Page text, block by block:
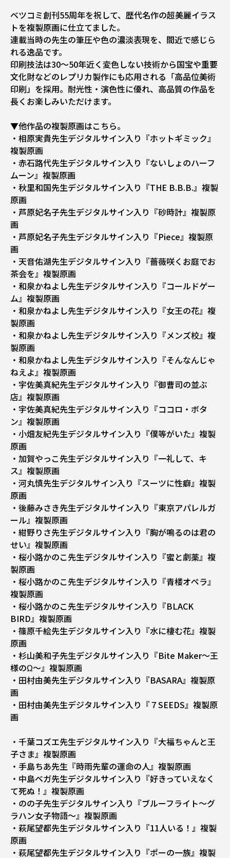
ベツコミ創刊55周年を祝して、歴代名作の超美麗イラス
トを複製原画に仕立てました。
連載当時の先生の筆圧や色の濃淡表現を、間近で感じら
れる逸品です。
印刷技法は30～50年近く変色しない技術から国宝や重要
文化財などのレプリカ製作にも応用される「高品位美術
印刷」を採用。耐光性・演色性に優れ、高品質の作品を
長くお楽しみいただけます。
▼他作品の複製原画はこちら。
・相原実貴先生デジタルサイン入り『ホットギミック』
複製原画
・赤石路代先生デジタルサイン入り『ないしょのハーフ
ムーン』複製原画
・秋里和国先生デジタルサイン入り『THE B.B.B.』複製
原画
・芦原妃名子先生デジタルサイン入り『砂時計』複製原
画
・芦原妃名子先生デジタルサイン入り『Piece』複製原
画
・天音佑湖先生デジタルサイン入り『薔薇咲くお庭でお
茶会を』複製原画
・和泉かねよし先生デジタルサイン入り『コールドゲー
ム』複製原画
・和泉かねよし先生デジタルサイン入り『女王の花』複
製原画
・和泉かねよし先生デジタルサイン入り『メンズ校』複
製原画
・和泉かねよし先生デジタルサイン入り『そんなんじゃ
ねえよ』複製原画
・宇佐美真紀先生デジタルサイン入り『御曹司の並ぶ
店』複製原画
・宇佐美真紀先生デジタルサイン入り『ココロ・ボタ
ン』複製原画
・小畑友紀先生デジタルサイン入り『僕等がいた』複製
原画
・加賀やっこ先生デジタルサイン入り『一礼して、キ
ス』複製原画
・河丸慎先生デジタルサイン入り『スーツに性癖』複製
原画
・後藤みさき先生デジタルサイン入り『東京アパレルガ
ール』複製原画
・紺野りさ先生デジタルサイン入り『胸が鳴るのは君の
せい』複製原画
・桜小路かのこ先生デジタルサイン入り『蜜と劇薬』複
製原画
・桜小路かのこ先生デジタルサイン入り『青楼オペラ』
複製原画
・桜小路かのこ先生デジタルサイン入り『BLACK
BIRD』複製原画
・篠原千絵先生デジタルサイン入り『水に棲む花』複製
原画
・杉山美和子先生デジタルサイン入り『Bite Maker～王
様のΩ～』複製原画
・田村由美先生デジタルサイン入り『BASARA』複製原
画
・田村由美先生デジタルサイン入り『７SEEDS』複製原
画
・千葉コズエ先生デジタルサイン入り『大福ちゃんと王
子さま』複製原画
・手島ちあ先生『時雨先輩の運命の人』複製原画
・中島ベガ先生デジタルサイン入り『好きっていえなく
て死ぬ！』複製原画
・のの子先生デジタルサイン入り『ブルーフライト～グ
ラハン女子物語～』複製原画
・萩尾望都先生デジタルサイン入り『11人いる！』複製
原画
・萩尾望都先生デジタルサイン入り『ポーの一族』複製